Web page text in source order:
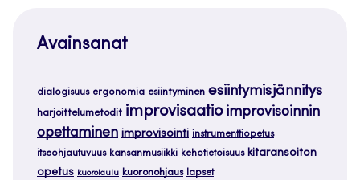
Avainsanat
dialogisuus ergonomia esiintyminen esiintymisjännitys
harjoittelumetodit improvisaatio improvisoinnin
opettaminen improvisointi instrumenttiopetus
itseohjautuvuus kansanmusiikki kehotietoisuus kitaransoiton
opetus kuorolaulu kuoronohjaus lapset